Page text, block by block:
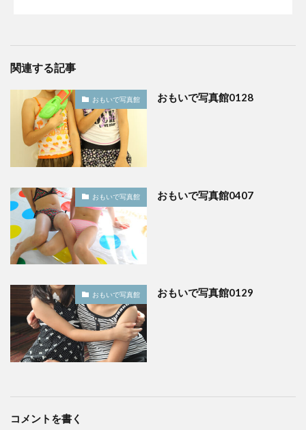
関連する記事
おもいで写真館 おもいで写真館0128
おもいで写真館 おもいで写真館0407
おもいで写真館 おもいで写真館0129
コメントを書く